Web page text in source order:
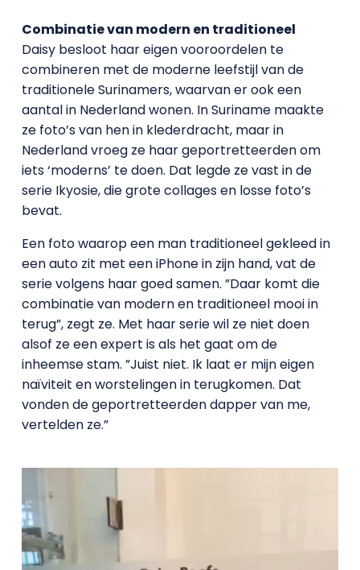
Combinatie van modern en traditioneel
Daisy besloot haar eigen vooroordelen te
combineren met de moderne leefstijl van de
traditionele Surinamers, waarvan er ook een
aantal in Nederland wonen. In Suriname maakte
ze foto’s van hen in klederdracht, maar in
Nederland vroeg ze haar geportretteerden om
iets ‘moderns’ te doen. Dat legde ze vast in de
serie Ikyosie, die grote collages en losse foto’s
bevat.
Een foto waarop een man traditioneel gekleed in
een auto zit met een iPhone in zijn hand, vat de
serie volgens haar goed samen. ”Daar komt die
combinatie van modern en traditioneel mooi in
terug”, zegt ze. Met haar serie wil ze niet doen
alsof ze een expert is als het gaat om de
inheemse stam. ”Juist niet. Ik laat er mijn eigen
naïviteit en worstelingen in terugkomen. Dat
vonden de geportretteerden dapper van me,
vertelden ze.”